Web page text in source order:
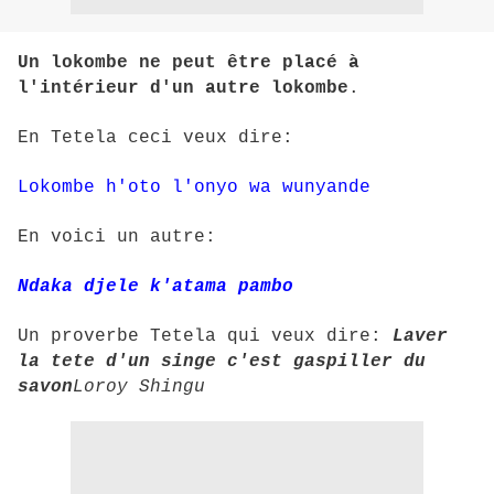
Un lokombe ne peut être placé à
l'intérieur d'un autre lokombe .
En Tetela ceci veux dire:
Lokombe h'oto l'onyo wa wunyande
En voici un autre:
Ndaka djele k'atama pambo
Un proverbe Tetela qui veux dire: Laver
la tete d'un singe c'est gaspiller du
savonLoroy Shingu